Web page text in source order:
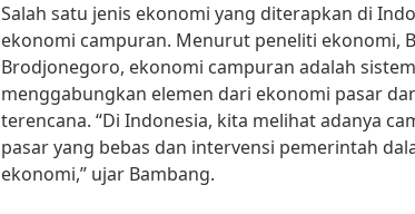
Salah satu jenis ekonomi yang diterapkan di
ekonomi campuran. Menurut peneliti ekonomi,
Brodjonegoro, ekonomi campuran adalah
menggabungkan elemen dari ekonomi pasar
terencana. “Di Indonesia, kita melihat adanya
pasar yang bebas dan intervensi pemerintah
ekonomi,” ujar Bambang.